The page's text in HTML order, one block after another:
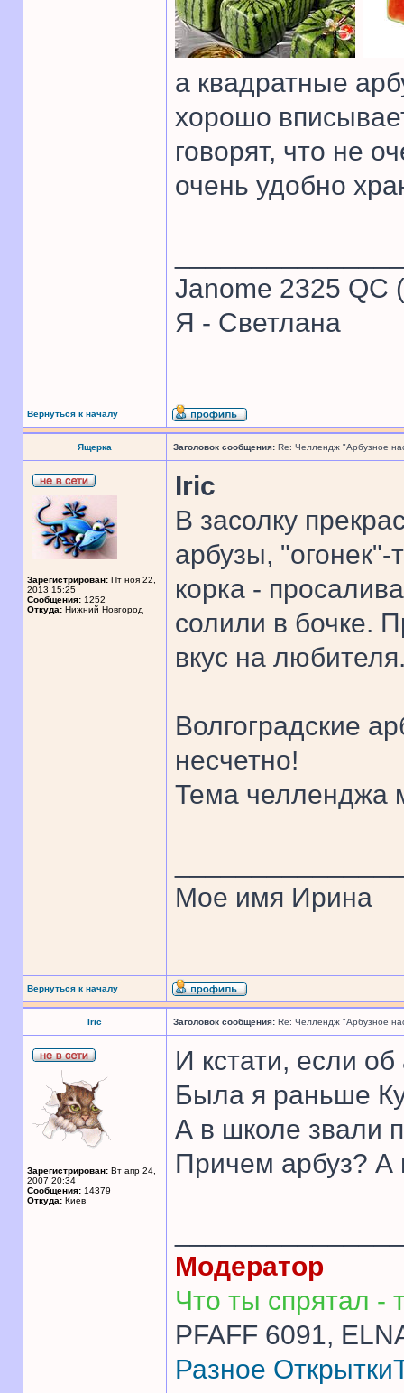
а квадратные
хорошо
говорят, что не
очень удобно
Janome 2325 QC
Я - Светлана
Вернуться к началу
Ящерка Заголовок сообщения: Re: Челлендж "Арбузное
Зарегистрирован: Пт ноя 22,
2013 15:25
Сообщения: 1252
Откуда: Нижний Новгород
Iric
В засолку
арбузы, "огонек"-
корка -
солили в бочке.
вкус на
Волгоградские
несчетно!
Тема челленджа
Мое имя Ирина
Вернуться к началу
Iric Заголовок сообщения: Re: Челлендж "Арбузное
Зарегистрирован: Вт апр 24,
2007 20:34
Сообщения: 14379
Откуда: Киев
И кстати, если об
Была я раньше
А в школе звали
Причем арбуз?
Модератор
Что ты спрятал -
PFAFF 6091,
Разное Открытки